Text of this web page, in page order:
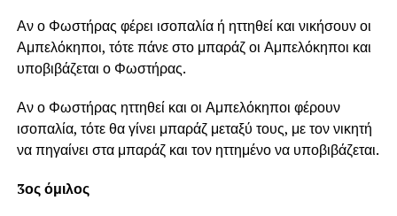
Αν ο Φωστήρας φέρει ισοπαλία ή ηττηθεί και νικήσουν οι
Αμπελόκηποι, τότε πάνε στο μπαράζ οι Αμπελόκηποι και
υποβιβάζεται ο Φωστήρας.
Αν ο Φωστήρας ηττηθεί και οι Αμπελόκηποι φέρουν
ισοπαλία, τότε θα γίνει μπαράζ μεταξύ τους, με τον νικητή
να πηγαίνει στα μπαράζ και τον ηττημένο να υποβιβάζεται.
3ος όμιλος